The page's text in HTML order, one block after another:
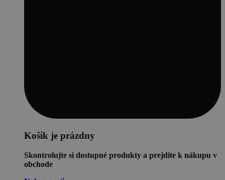
Košík je prázdny
Skontrolujte si dostupné produkty a prejdite k nákupu v
obchode